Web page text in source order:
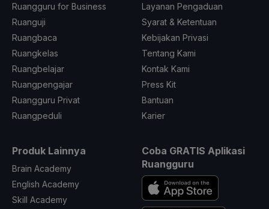
Ruangguru for Business
Ruanguji
Ruangbaca
Ruangkelas
Ruangbelajar
Ruangpengajar
Ruangguru Privat
Ruangpeduli
Layanan Pengaduan
Syarat & Ketentuan
Kebijakan Privasi
Tentang Kami
Kontak Kami
Press Kit
Bantuan
Karier
Produk Lainnya
Brain Academy
English Academy
Skill Academy
Coba GRATIS Aplikasi
Ruangguru